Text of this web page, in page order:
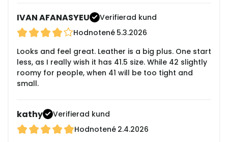
IVAN AFANASYEU
Verifierad kund
Hodnotené 5.3.2026
Looks and feel great. Leather is a big plus. One start
less, as I really wish it has 41.5 size. While 42 slightly
roomy for people, when 41 will be too tight and
small.
kathy
Verifierad kund
Hodnotené 2.4.2026